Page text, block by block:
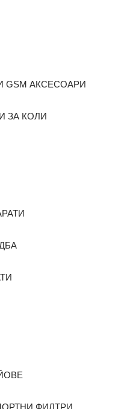
GSM АКСЕСОАРИ
ЗА КОЛИ
ФИЛТРИ